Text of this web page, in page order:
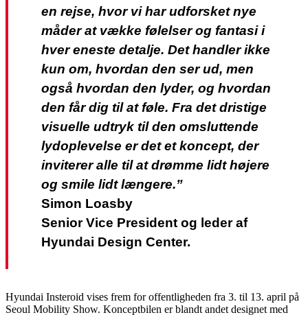
en rejse, hvor vi har udforsket nye
måder at vække følelser og fantasi i
hver eneste detalje. Det handler ikke
kun om, hvordan den ser ud, men
også hvordan den lyder, og hvordan
den får dig til at føle. Fra det dristige
visuelle udtryk til den omsluttende
lydoplevelse er det et koncept, der
inviterer alle til at drømme lidt højere
og smile lidt længere.”
Simon Loasby
Senior Vice President og leder af
Hyundai Design Center.
Hyundai Insteroid vises frem for offentligheden fra 3. til 13. april på
Seoul Mobility Show. Konceptbilen er blandt andet designet med